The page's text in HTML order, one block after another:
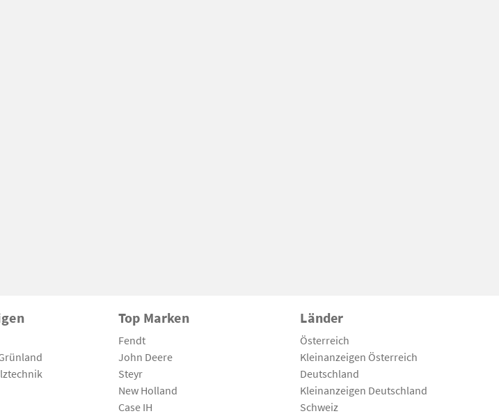
Top Marken
Fendt
John Deere
Steyr
New Holland
Case IH
Länder
Österreich
Kleinanzeigen Österreich
Deutschland
Kleinanzeigen Deutschland
Schweiz